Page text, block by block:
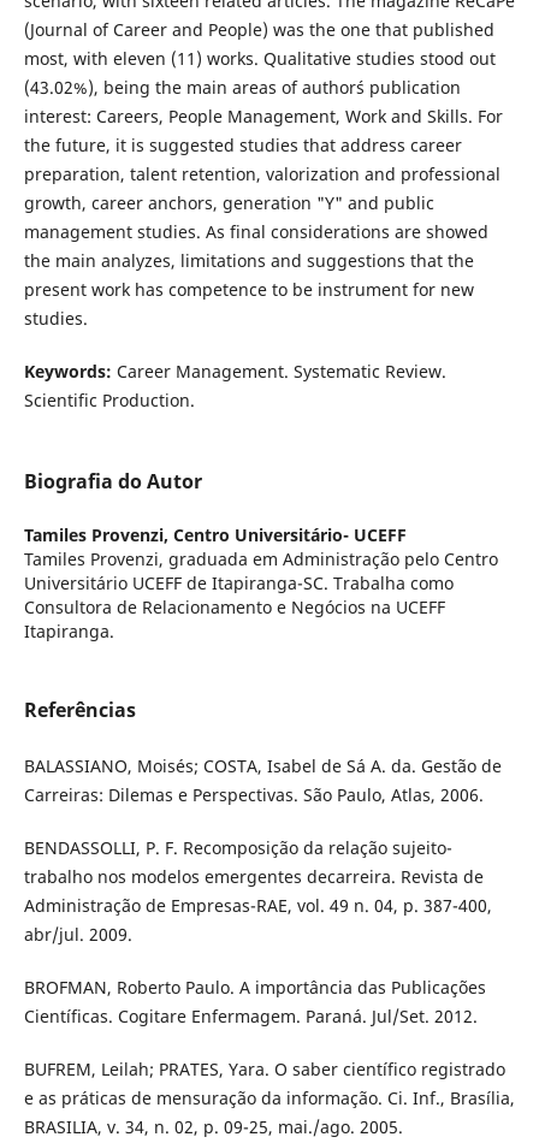
(Journal of Career and People) was the one that published
most, with eleven (11) works. Qualitative studies stood out
(43.02%), being the main areas of author´s publication
interest: Careers, People Management, Work and Skills. For
the future, it is suggested studies that address career
preparation, talent retention, valorization and professional
growth, career anchors, generation "Y" and public
management studies. As final considerations are showed
the main analyzes, limitations and suggestions that the
present work has competence to be instrument for new
studies.
Keywords: Career Management. Systematic Review.
Scientific Production.
Biografia do Autor
Tamiles Provenzi, Centro Universitário- UCEFF
Tamiles Provenzi, graduada em Administração pelo Centro
Universitário UCEFF de Itapiranga-SC. Trabalha como
Consultora de Relacionamento e Negócios na UCEFF
Itapiranga.
Referências
BALASSIANO, Moisés; COSTA, Isabel de Sá A. da. Gestão de
Carreiras: Dilemas e Perspectivas. São Paulo, Atlas, 2006.
BENDASSOLLI, P. F. Recomposição da relação sujeito-
trabalho nos modelos emergentes decarreira. Revista de
Administração de Empresas-RAE, vol. 49 n. 04, p. 387-400,
abr/jul. 2009.
BROFMAN, Roberto Paulo. A importância das Publicações
Científicas. Cogitare Enfermagem. Paraná. Jul/Set. 2012.
BUFREM, Leilah; PRATES, Yara. O saber científico registrado
e as práticas de mensuração da informação. Ci. Inf., Brasília,
BRASILIA, v. 34, n. 02, p. 09-25, mai./ago. 2005.